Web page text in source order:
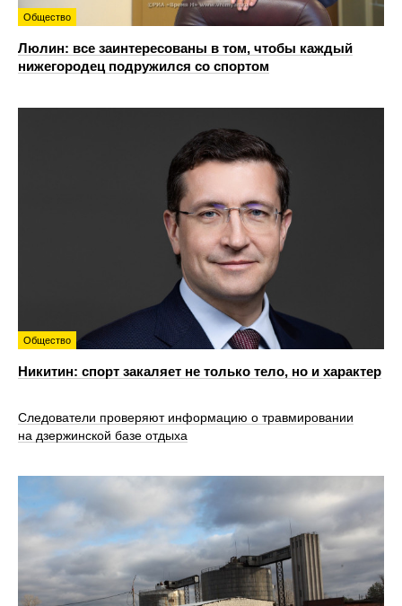
Общество
Люлин: все заинтересованы в том, чтобы каждый
нижегородец подружился со спортом
Общество
Никитин: спорт закаляет не только тело, но и характер
Следователи проверяют информацию о травмировании
на дзержинской базе отдыха